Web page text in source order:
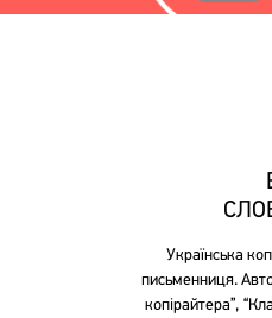
Українська
письменниця.
копірайтера”,